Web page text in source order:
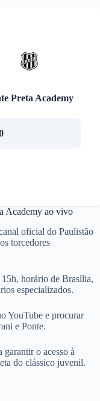
Preta Academy
Academy ao vivo
oficial do Paulistão
torcedores
horário de Brasília,
especializados.
YouTube e procurar
e Ponte.
garantir o acesso à
do clássico juvenil.